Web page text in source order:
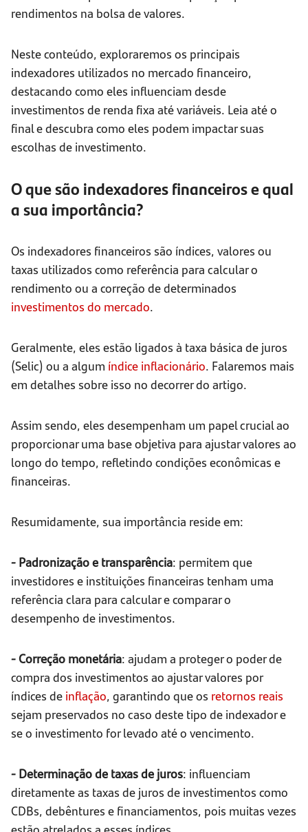
rendimentos na bolsa de valores.
Neste conteúdo, exploraremos os principais
indexadores utilizados no mercado financeiro,
destacando como eles influenciam desde
investimentos de renda fixa até variáveis. Leia até o
final e descubra como eles podem impactar suas
escolhas de investimento.
O que são indexadores financeiros e qual
a sua importância?
Os indexadores financeiros são índices, valores ou
taxas utilizados como referência para calcular o
rendimento ou a correção de determinados
investimentos do mercado.
Geralmente, eles estão ligados à taxa básica de juros
(Selic) ou a algum índice inflacionário. Falaremos mais
em detalhes sobre isso no decorrer do artigo.
Assim sendo, eles desempenham um papel crucial ao
proporcionar uma base objetiva para ajustar valores ao
longo do tempo, refletindo condições econômicas e
financeiras.
Resumidamente, sua importância reside em:
- Padronização e transparência: permitem que
investidores e instituições financeiras tenham uma
referência clara para calcular e comparar o
desempenho de investimentos.
- Correção monetária: ajudam a proteger o poder de
compra dos investimentos ao ajustar valores por
índices de inflação, garantindo que os retornos reais
sejam preservados no caso deste tipo de indexador e
se o investimento for levado até o vencimento.
- Determinação de taxas de juros: influenciam
diretamente as taxas de juros de investimentos como
CDBs, debêntures e financiamentos, pois muitas vezes